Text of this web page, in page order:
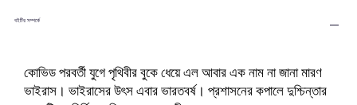
বইটির সম্পর্কে
কোভিড পরবর্তী যুগে পৃথিবীর বুকে ধেয়ে এল আবার এক নাম না জানা মারণ
ভাইরাস। ভাইরাসের উৎস এবার ভারতবর্ষ। প্রশাসনের কপালে দুশ্চিন্তার